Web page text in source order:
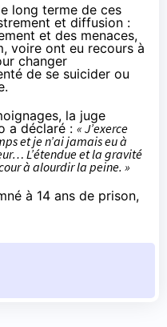
long terme de ces
et diffusion :
et des menaces,
voire ont eu recours à
changer
de se suicider ou
la juge
a déclaré : « J’exerce
et je n’ai jamais eu à
L’étendue et la gravité
à alourdir la peine. »
à 14 ans de prison,